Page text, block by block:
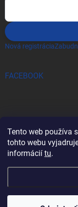
Tento web používa
tohto webu
informácií tu.
Nová registrácia
FACEBOOK
Copyright